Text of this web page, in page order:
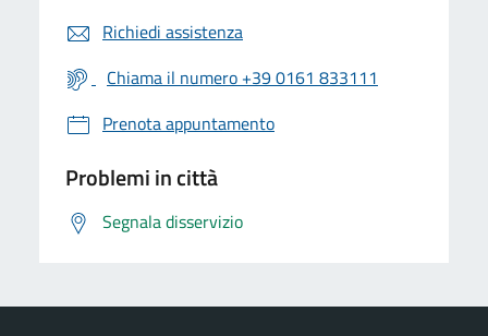
Richiedi assistenza
Chiama il numero +39 0161 833111
Prenota appuntamento
Problemi in città
Segnala disservizio